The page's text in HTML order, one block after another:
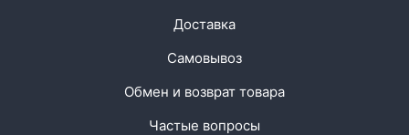
Доставка
Самовывоз
Обмен и возврат товара
Частые вопросы